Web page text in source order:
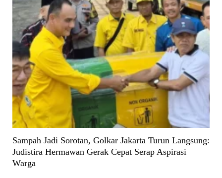
Sampah Jadi Sorotan, Golkar Jakarta Turun Langsung:
Judistira Hermawan Gerak Cepat Serap Aspirasi
Warga